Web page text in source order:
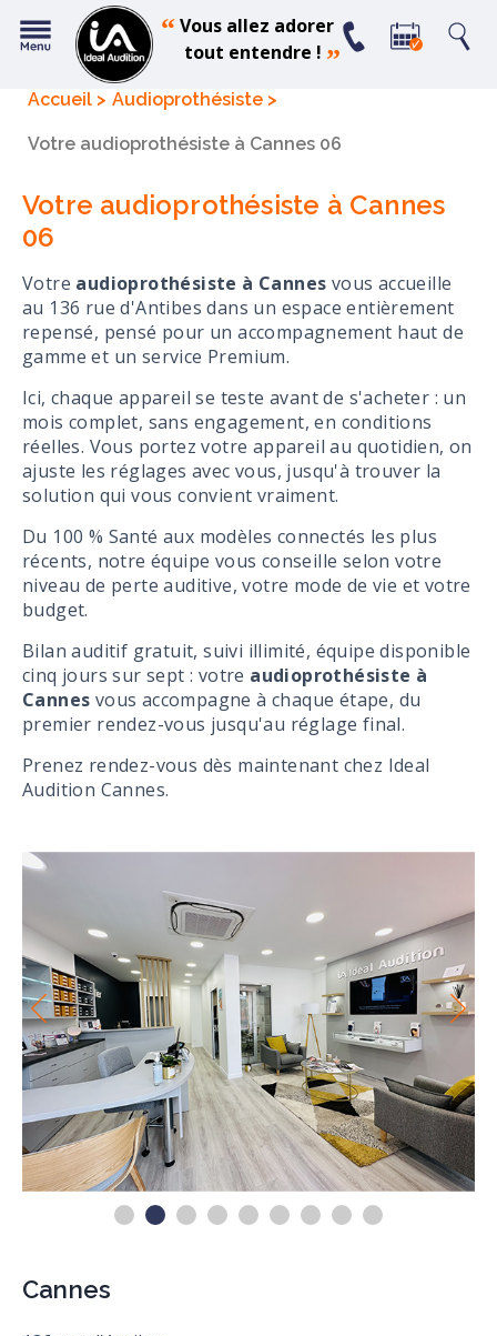
“Vous allez adorer
tout entendre ! ”
Accueil Audioprothésiste
Votre audioprothésiste à Cannes 06
Votre audioprothésiste à Cannes
06
Votre audioprothésiste à Cannes vous accueille
au 136 rue d'Antibes dans un espace entièrement
repensé, pensé pour un accompagnement haut de
gamme et un service Premium.
Ici, chaque appareil se teste avant de s'acheter : un
mois complet, sans engagement, en conditions
réelles. Vous portez votre appareil au quotidien, on
ajuste les réglages avec vous, jusqu'à trouver la
solution qui vous convient vraiment.
Du 100 % Santé aux modèles connectés les plus
récents, notre équipe vous conseille selon votre
niveau de perte auditive, votre mode de vie et votre
budget.
Bilan auditif gratuit, suivi illimité, équipe disponible
cinq jours sur sept : votre audioprothésiste à
Cannes vous accompagne à chaque étape, du
premier rendez-vous jusqu'au réglage final.
Prenez rendez-vous dès maintenant chez Ideal
Audition Cannes.
Cannes